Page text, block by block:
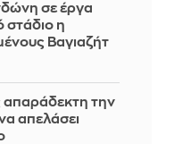
σε έργα
στάδιο η
Βαγιαζήτ
απαράδεκτη την
απελάσει